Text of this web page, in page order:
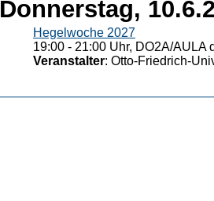
Donnerstag,
Hegelwoche 2027
19:00 - 21:00 Uhr, DO2A/
Veranstalter: Otto-Friedrich-